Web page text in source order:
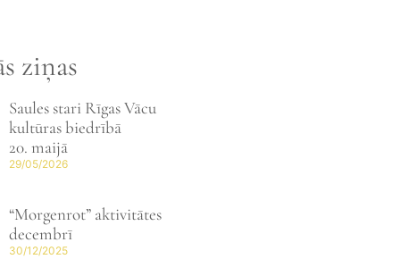
ziņas
Saules stari Rīgas Vācu
kultūras biedrībā
20. maijā
29/05/2026
“Morgenrot” aktivitātes
decembrī
30/12/2025